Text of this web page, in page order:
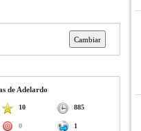
de Adelardo
10 885
0 1